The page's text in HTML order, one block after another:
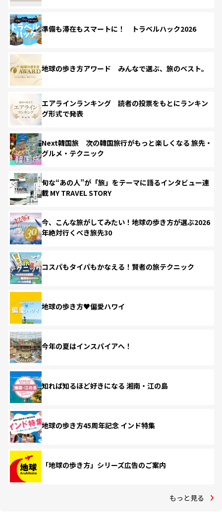
準備も滞在もスマートに！ トラベルハック2026
地球の歩き方アワード みんなで選ぶ、旅のベスト。
エアラインランキング 読者の投票をもとにランキン
グ形式で発表
Next韓国旅 次の韓国旅行がもっと楽しくなる 旅先・
グルメ・テクニック
旬な“あの人”が「旅」をテーマに語るインタビュー連
載 MY TRAVEL STORY
今、こんな旅がしてみたい！地球の歩き方が選ぶ2026
年絶対行くべき旅先30
コスパもタイパもかなえる！賢者の旅テクニック
地球の歩き方♥偏愛ハワイ
今年の夏はインスパイアへ！
知れば知るほど好きになる 湘南・江の島
地球の歩き方45周年記念 インド特集
「地球の歩き方」シリーズ広告のご案内
もっと見る